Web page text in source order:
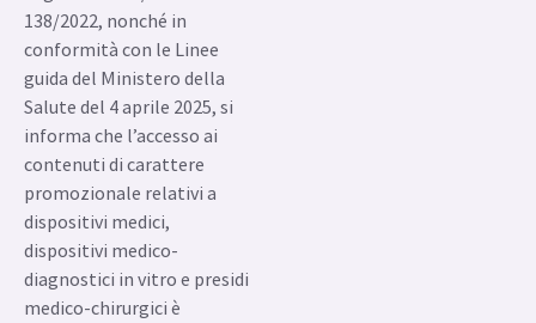
Electric Company usato
sotto licenza di marchio.
Ai sensi del Regolamento
(UE) 2017/745 (MDR) e del
Regolamento (UE)
2017/746 (IVDR), recepiti in
Italia mediante i Decreti
Legislativi 137/2022 e
138/2022, nonché in
conformità con le Linee